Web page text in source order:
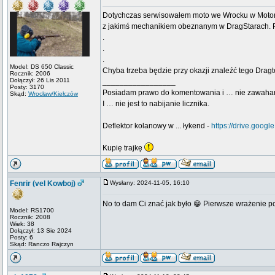
Model: DS 650 Classic
Rocznik: 2006
Dołączył: 26 Lis 2011
Posty: 3170
Skąd: Wrocław/Kiełczów
Dotychczas serwisowałem moto we Wrocku w
z jakimś mechanikiem obeznanym w DragStarach.
.
.
.
Chyba trzeba będzie przy okazji znaleźć tego
Posiadam prawo do komentowania i … nie
I … nie jest to nabijanie licznika.
Deflektor kolanowy w ... łykend - https://
Kupię trajkę
Fenrir (vel Kowboj)
Model: RS1700
Rocznik: 2008
Wiek: 38
Dołączył: 13 Sie 2024
Posty: 6
Skąd: Ranczo Rajczyn
Wysłany: 2024-11-05, 16:10
No to dam Ci znać jak było 😁 Pierwsze wrażenie